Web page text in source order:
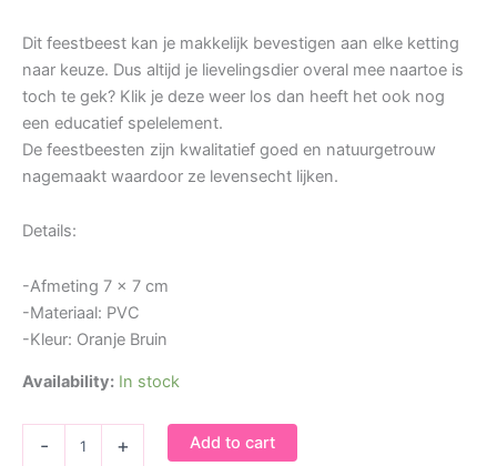
Dit feestbeest kan je makkelijk bevestigen aan elke ketting
naar keuze. Dus altijd je lievelingsdier overal mee naartoe is
toch te gek? Klik je deze weer los dan heeft het ook nog
een educatief spelelement.
De feestbeesten zijn kwalitatief goed en natuurgetrouw
nagemaakt waardoor ze levensecht lijken.
Details:
-Afmeting 7 x 7 cm
-Materiaal: PVC
-Kleur: Oranje Bruin
Availability: In stock
-
feestbeest
+ Add to cart